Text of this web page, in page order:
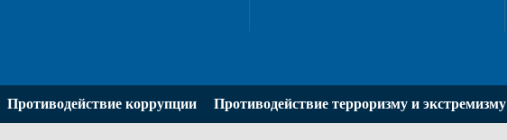
Противодействие коррупции Противодействие терроризму и экстремизму